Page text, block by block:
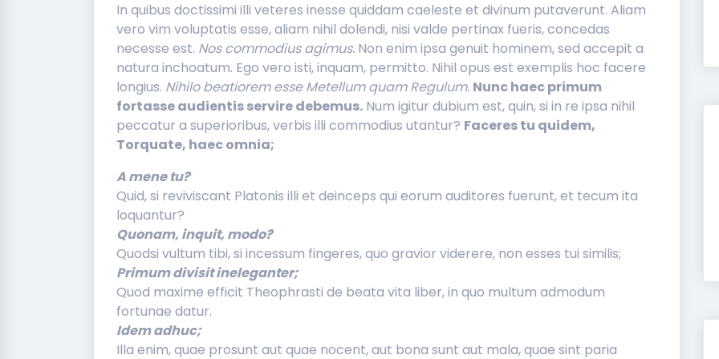
In quibus doctissimi illi veteres inesse quiddam caeleste et divinum putaverunt. Aliam
vero vim voluptatis esse, aliam nihil dolendi, nisi valde pertinax fueris, concedas
necesse est. Nos commodius agimus. Non enim ipsa genuit hominem, sed accepit a
natura inchoatum. Ego vero isti, inquam, permitto. Nihil opus est exemplis hoc facere
longius. Nihilo beatiorem esse Metellum quam Regulum. Nunc haec primum
fortasse audientis servire debemus. Num igitur dubium est, quin, si in re ipsa nihil
peccatur a superioribus, verbis illi commodius utantur? Faceres tu quidem,
Torquate, haec omnia;
A mene tu?
Quid, si reviviscant Platonis illi et deinceps qui eorum auditores fuerunt, et tecum ita
loquantur?
Quonam, inquit, modo?
Quodsi vultum tibi, si incessum fingeres, quo gravior viderere, non esses tui similis;
Primum divisit ineleganter;
Quod maxime efficit Theophrasti de beata vita liber, in quo multum admodum
fortunae datur.
Idem adhuc;
Illa enim, quae prosunt aut quae nocent, aut bona sunt aut mala, quae sint paria